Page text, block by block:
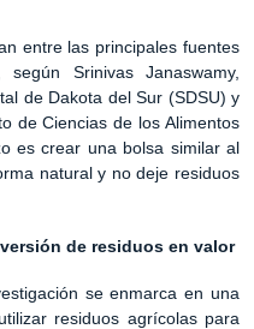
entre las principales fuentes
Srinivas Janaswamy,
de Dakota del Sur (SDSU) y
de Ciencias de los Alimentos
es crear una bolsa similar al
natural y no deje residuos
de residuos en valor
se enmarca en una
residuos agrícolas para